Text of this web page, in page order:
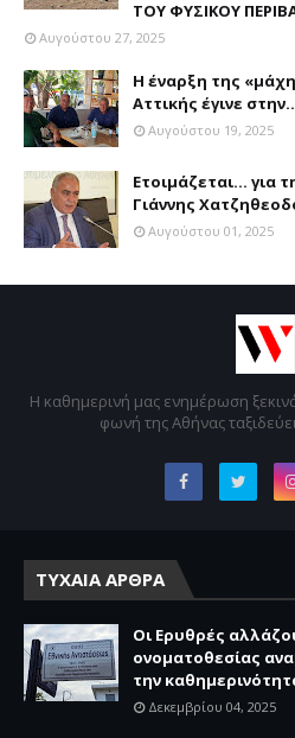
ΤΟΥ ΦΥΣΙΚΟΥ
Αυγούστου 27, 2025
Η έναρξη της
Αττικής έγινε
Αυγούστου 19, 2025
Ετοιμάζεται... για
Γιάννης
Αυγούστου 01, 2025
Η καθημερινή μας ενημέρωση
φωνή της Αθήνας
ΤΥΧΑΙΑ ΑΡΘΡΑ
Οι Ερυθρές
ονοματοθεσίας
την
Δεκεμβρίου 04, 2025